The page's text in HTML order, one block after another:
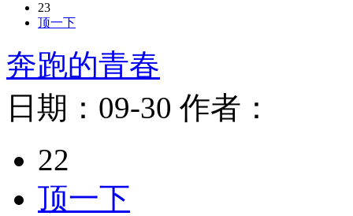
23
顶一下
奔跑的青春
日期： 09-30 作者：
22
顶一下